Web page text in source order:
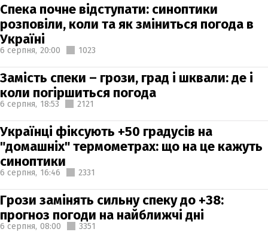
Спека почне відступати: синоптики
розповіли, коли та як зміниться погода в
Україні
6 серпня, 20:00 1023
Замість спеки – грози, град і шквали: де і
коли погіршиться погода
6 серпня, 18:53 2121
Українці фіксують +50 градусів на
"домашніх" термометрах: що на це кажуть
синоптики
6 серпня, 16:46 2331
Грози замінять сильну спеку до +38:
прогноз погоди на найближчі дні
6 серпня, 08:00 3351